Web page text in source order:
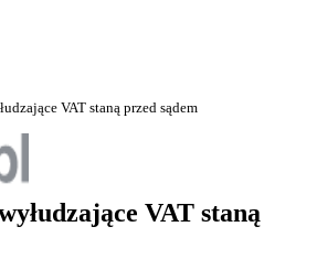
VAT staną przed sądem
VAT staną